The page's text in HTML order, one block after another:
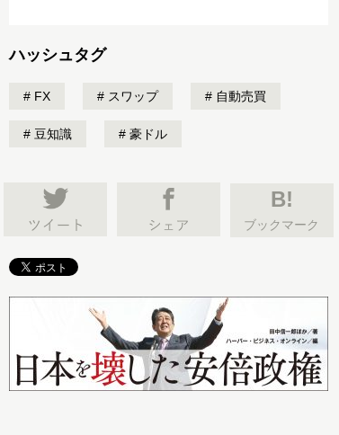
ハッシュタグ
FX スワップ 自動売買
豆知識 豪ドル
B!
ブックマーク